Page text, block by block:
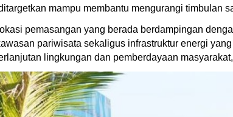
mampu membantu mengurangi timbulan
pemasangan yang berada berdampingan
pariwisata sekaligus infrastruktur energi
lingkungan dan pemberdayaan